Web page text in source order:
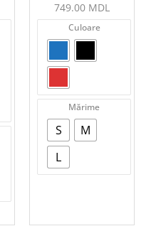
749.00 MDL
Culoare
Mărime
S
M
L